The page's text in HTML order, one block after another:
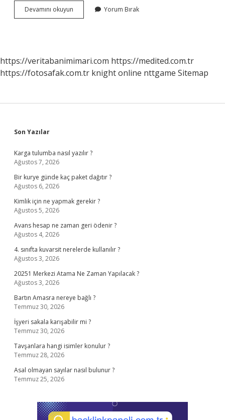
Devamını okuyun
Şiddetini
Yorum Bırak
https://veritabanimimari.com https://medited.com.tr
https://fotosafak.com.tr knight online nttgame Sitemap
Sidebar
Son Yazılar
Karga tulumba nasıl yazılır ?
Ağustos 7, 2026
Bir kurye günde kaç paket dağıtır ?
Ağustos 6, 2026
Kimlik için ne yapmak gerekir ?
Ağustos 5, 2026
Avans hesap ne zaman geri ödenir ?
Ağustos 4, 2026
4. sınıfta kuvarsit nerelerde kullanılır ?
Ağustos 3, 2026
20251 Merkezi Atama Ne Zaman Yapılacak ?
Ağustos 3, 2026
Bartın Amasra nereye bağlı ?
Temmuz 30, 2026
İşyeri sakala karışabilir mi ?
Temmuz 30, 2026
Tavşanlara hangi isimler konulur ?
Temmuz 28, 2026
Asal olmayan sayılar nasıl bulunur ?
Temmuz 25, 2026